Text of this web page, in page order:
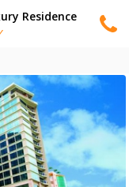
Residence